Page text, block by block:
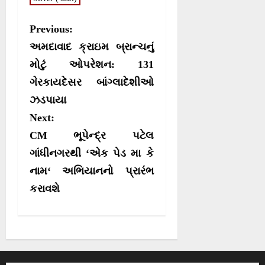
)
P
o
s
t
n
a
v
i
g
i
Previous:
અમદાવાદ ક્રાઇમ બ્રાન્ચનું
મોટું ઓપરેશન: 131
ગેરકાયદેસર બાંગ્લાદેશીઓ
ઝડપાયા
Next:
CM ભૂપેન્દ્ર પટેલ
ગાંધીનગરથી ‘એક પેડ મા કે
નામ‘ અભિયાનનો પ્રારંભ
કરાવશે